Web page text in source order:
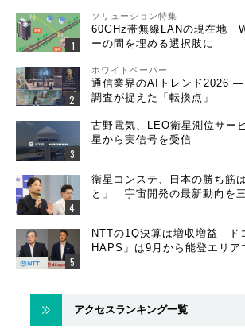
ソリューション特集
60GHz帯無線LANの現在地
ーの間を埋める選択肢に
ホワイトペーパー
通信業界のAIトレンド2026
調査が捉えた「転換点」
古野電気、LEO衛星測位サー
星から実信号を受信
衛星コンステ、日本の勝ち筋
と」 宇宙開発の最新動向を
NTTの1Q決算は増収増益 ド
HAPS」は9月から能登エリア
アクセスランキング一覧